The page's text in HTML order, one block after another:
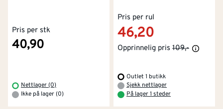
Pris per stk
40,90
Nettlager (0)
Ikke på lager (0)
Pris per rul
46,20
Opprinnelig pris 109,-
Outlet 1 butikk
Sjekk nettlager
På lager 1 steder
Om Montér